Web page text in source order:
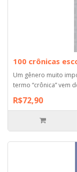
100 crônicas
Um gênero muito
termo “crônica” vem
R$72,90